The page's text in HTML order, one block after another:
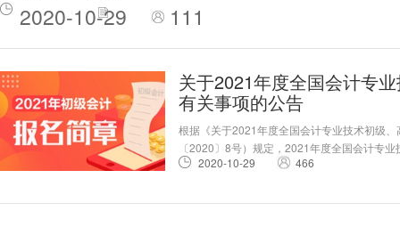
2020-10-29 111
关于2021年度全国会计专
有关事项的公告
根据《关于2021年度全国会计专业技术初级
〔2020〕8号）规定，2021年度全国会计专
试）定于2021年5月举行，全部采用无纸化方
2020-10-29 466